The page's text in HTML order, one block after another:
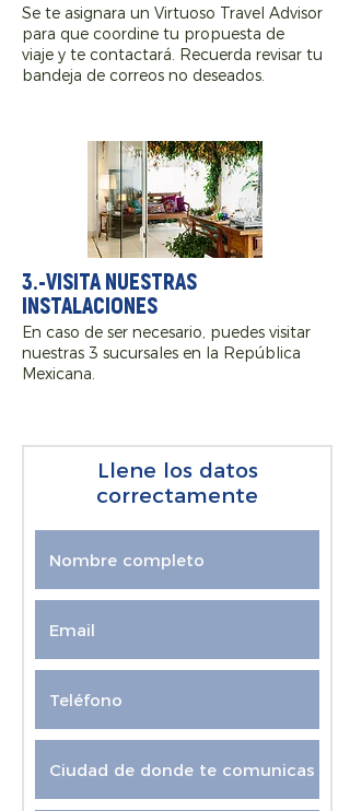
Se te asignara un Virtuoso Travel Advisor
para que coordine tu propuesta de
viaje y te contactará. Recuerda revisar tu
bandeja de correos no deseados.
3.-VISITA NUESTRAS
INSTALACIONES
En caso de ser necesario, puedes visitar
nuestras 3 sucursales en la República
Mexicana.
Llene los datos
correctamente